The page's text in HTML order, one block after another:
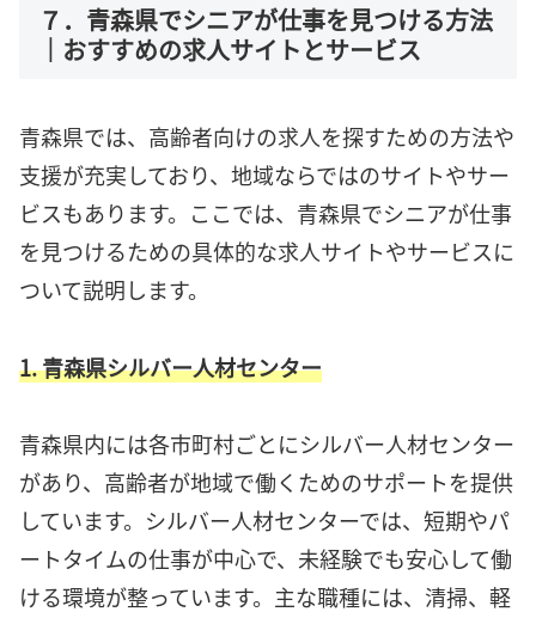
７．青森県でシニアが仕事を見つける方法
｜おすすめの求人サイトとサービス
青森県では、高齢者向けの求人を探すための方法や
支援が充実しており、地域ならではのサイトやサー
ビスもあります。ここでは、青森県でシニアが仕事
を見つけるための具体的な求人サイトやサービスに
ついて説明します。
1. 青森県シルバー人材センター
青森県内には各市町村ごとにシルバー人材センター
があり、高齢者が地域で働くためのサポートを提供
しています。シルバー人材センターでは、短期やパ
ートタイムの仕事が中心で、未経験でも安心して働
ける環境が整っています。主な職種には、清掃、軽